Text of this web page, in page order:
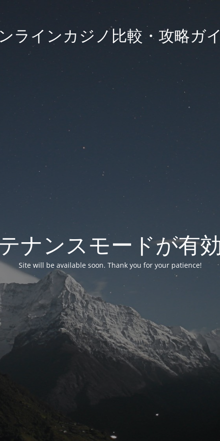
ラインカジノ比較・攻略ガ
ナンスモードが有
Site will be available soon. Thank you for your patience!